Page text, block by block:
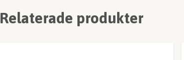
Relaterade produkter